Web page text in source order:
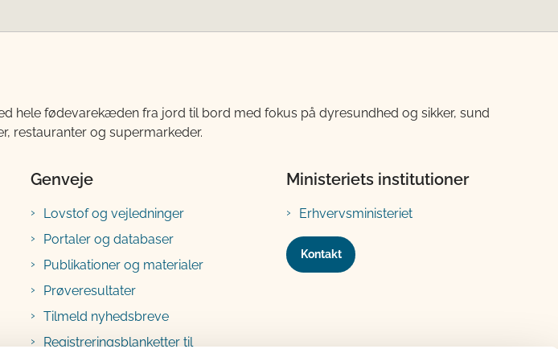
hele fødevarekæden fra jord til bord med fokus på dyresundhed og sikker, sund
restauranter og supermarkeder.
Genveje
Lovstof og vejledninger
Portaler og databaser
Publikationer og materialer
Prøveresultater
Tilmeld nyhedsbreve
Registreringsblanketter til
Ministeriets institutioner
Erhvervsministeriet
Kontakt